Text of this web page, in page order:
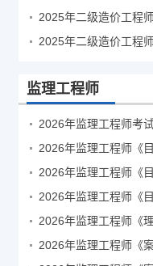
2025年二级造价工程
2025年二级造价工程
监理工程师
2026年监理工程师考